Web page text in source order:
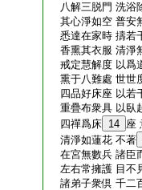
八解三脱門 洗浴
其心淨如空 普安
悉達在家時 擣若
香熏其衣服 清淨
戒定慧解度 以爲
熏于八難處 世世
四品好床座 以若
重疊布衆具 以臥
四禪爲床 14 座
清淨如蓮花 不著
在宮無數兵 諸臣
左右常擁護 目不
諸弟子衆倶 千二